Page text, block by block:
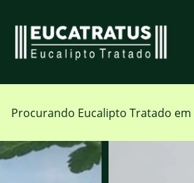
Procurando Eucalipto Tratado em